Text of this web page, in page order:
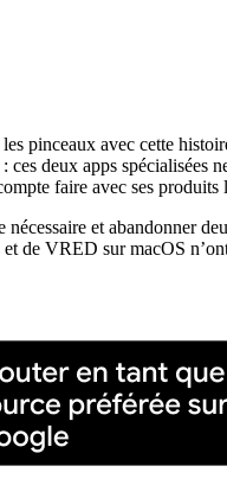
pinceaux avec cette
deux apps spécialisées
faire avec ses produits
et abandonner
de VRED sur macOS